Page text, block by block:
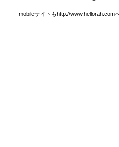
mobileサイトもhttp://www.hellorah.com